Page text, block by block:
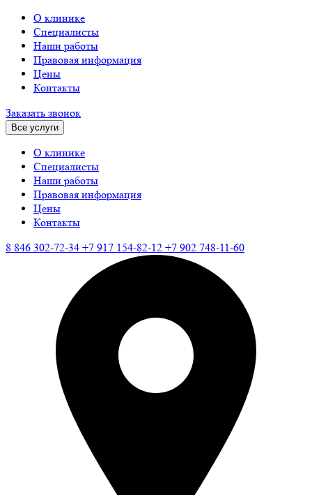
О клинике
Специалисты
Наши работы
Правовая информация
Цены
Контакты
Заказать звонок
Все услуги
О клинике
Специалисты
Наши работы
Правовая информация
Цены
Контакты
8 846 302-72-34 +7 917 154-82-12 +7 902 748-11-60